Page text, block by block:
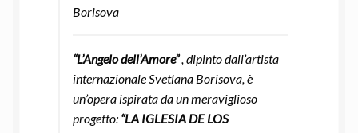
Borisova
“L’Angelo dell’Amore”, dipinto dall’artista
internazionale Svetlana Borisova, è
un’opera ispirata da un meraviglioso
progetto: “LA IGLESIA DE LOS